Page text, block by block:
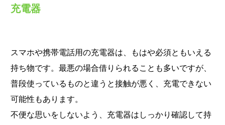
充電器
スマホや携帯電話用の充電器は、もはや必須ともいえる
持ち物です。最悪の場合借りられることも多いですが、
普段使っているものと違うと接触が悪く、充電できない
可能性もあります。
不便な思いをしないよう、充電器はしっかり確認して持